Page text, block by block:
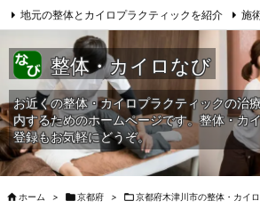
地元の整体とカイロプラクティックを紹介 施
サイトマップ 当HPへの問合せ
整体・カイロなび
お近くの整体・カイロプラクティックの治
内するためのホームページです。整体・カ
登録もお気軽にどうぞ。
 ホーム > 京都府 > 京都府木津川市の整体・カイロ